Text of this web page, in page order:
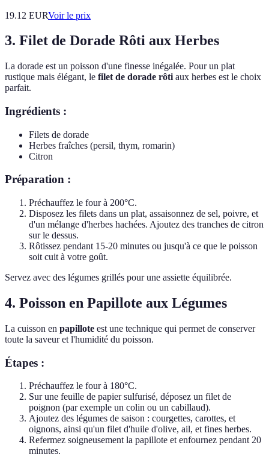
19.12 EURVoir le prix
3. Filet de Dorade Rôti aux Herbes
La dorade est un poisson d'une finesse inégalée. Pour un plat
rustique mais élégant, le filet de dorade rôti aux herbes est le choix
parfait.
Ingrédients :
Filets de dorade
Herbes fraîches (persil, thym, romarin)
Citron
Préparation :
Préchauffez le four à 200°C.
Disposez les filets dans un plat, assaisonnez de sel, poivre, et
d'un mélange d'herbes hachées. Ajoutez des tranches de citron
sur le dessus.
Rôtissez pendant 15-20 minutes ou jusqu'à ce que le poisson
soit cuit à votre goût.
Servez avec des légumes grillés pour une assiette équilibrée.
4. Poisson en Papillote aux Légumes
La cuisson en papillote est une technique qui permet de conserver
toute la saveur et l'humidité du poisson.
Étapes :
Préchauffez le four à 180°C.
Sur une feuille de papier sulfurisé, déposez un filet de
poignon (par exemple un colin ou un cabillaud).
Ajoutez des légumes de saison : courgettes, carottes, et
oignons, ainsi qu'un filet d'huile d'olive, ail, et fines herbes.
Refermez soigneusement la papillote et enfournez pendant 20
minutes.